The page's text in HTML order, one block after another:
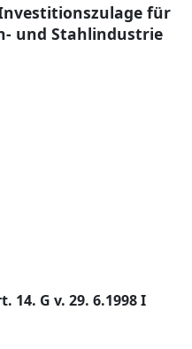
für
und Stahlindustrie
14. G v. 29. 6.1998 I